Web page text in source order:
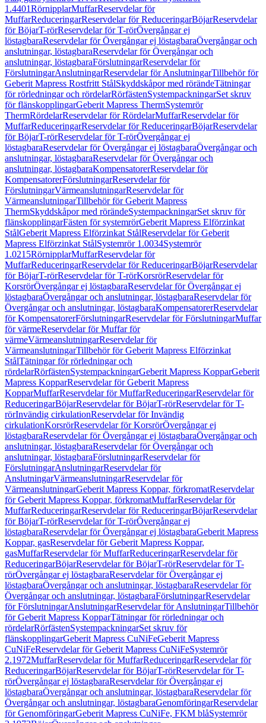
1.4401RörnipplarMuffarReservdelar för
MuffarReduceringarReservdelar för ReduceringarBöjarReservdelar
för BöjarT-rörReservdelar för T-rörÖvergångar ej
löstagbaraReservdelar för Övergångar ej löstagbaraÖvergångar och
anslutningar, löstagbaraReservdelar för Övergångar och
anslutningar, löstagbaraFörslutningarReservdelar för
FörslutningarAnslutningarReservdelar för AnslutningarTillbehör för
Geberit Mapress Rostfritt StålSkyddskåpor med rörändeTätningar
för rörledningar och rördelarRörfästenSystempackningarSet skruv
för flänskopplingarGeberit Mapress ThermSystemrör
ThermRördelarReservdelar för RördelarMuffarReservdelar för
MuffarReduceringarReservdelar för ReduceringarBöjarReservdelar
för BöjarT-rörReservdelar för T-rörÖvergångar ej
löstagbaraReservdelar för Övergångar ej löstagbaraÖvergångar och
anslutningar, löstagbaraReservdelar för Övergångar och
anslutningar, löstagbaraKompensatorerReservdelar för
KompensatorerFörslutningarReservdelar för
FörslutningarVärmeanslutningarReservdelar för
VärmeanslutningarTillbehör för Geberit Mapress
ThermSkyddskåpor med rörändeSystempackningarSet skruv för
flänskopplingarFästen för systemrörGeberit Mapress Elförzinkat
StålGeberit Mapress Elförzinkat StålReservdelar för Geberit
Mapress Elförzinkat StålSystemrör 1.0034Systemrör
1.0215RörnipplarMuffarReservdelar för
MuffarReduceringarReservdelar för ReduceringarBöjarReservdelar
för BöjarT-rörReservdelar för T-rörKorsrörReservdelar för
KorsrörÖvergångar ej löstagbaraReservdelar för Övergångar ej
löstagbaraÖvergångar och anslutningar, löstagbaraReservdelar för
Övergångar och anslutningar, löstagbaraKompensatorerReservdelar
för KompensatorerFörslutningarReservdelar för FörslutningarMuffar
för värmeReservdelar för Muffar för
värmeVärmeanslutningarReservdelar för
VärmeanslutningarTillbehör för Geberit Mapress Elförzinkat
StålTätningar för rörledningar och
rördelarRörfästenSystempackningarGeberit Mapress KopparGeberit
Mapress KopparReservdelar för Geberit Mapress
KopparMuffarReservdelar för MuffarReduceringarReservdelar för
ReduceringarBöjarReservdelar för BöjarT-rörReservdelar för T-
rörInvändig cirkulationReservdelar för Invändig
cirkulationKorsrörReservdelar för KorsrörÖvergångar ej
löstagbaraReservdelar för Övergångar ej löstagbaraÖvergångar och
anslutningar, löstagbaraReservdelar för Övergångar och
anslutningar, löstagbaraFörslutningarReservdelar för
FörslutningarAnslutningarReservdelar för
AnslutningarVärmeanslutningarReservdelar för
VärmeanslutningarGeberit Mapress Koppar, förkromatReservdelar
för Geberit Mapress Koppar, förkromatMuffarReservdelar för
MuffarReduceringarReservdelar för ReduceringarBöjarReservdelar
för BöjarT-rörReservdelar för T-rörÖvergångar ej
löstagbaraReservdelar för Övergångar ej löstagbaraGeberit Mapress
Koppar, gasReservdelar för Geberit Mapress Koppar,
gasMuffarReservdelar för MuffarReduceringarReservdelar för
ReduceringarBöjarReservdelar för BöjarT-rörReservdelar för T-
rörÖvergångar ej löstagbaraReservdelar för Övergångar ej
löstagbaraÖvergångar och anslutningar, löstagbaraReservdelar för
Övergångar och anslutningar, löstagbaraFörslutningarReservdelar
för FörslutningarAnslutningarReservdelar för AnslutningarTillbehör
för Geberit Mapress KopparTätningar för rörledningar och
rördelarRörfästenSystempackningarSet skruv för
flänskopplingarGeberit Mapress CuNiFeGeberit Mapress
CuNiFeReservdelar för Geberit Mapress CuNiFeSystemrör
2.1972MuffarReservdelar för MuffarReduceringarReservdelar för
ReduceringarBöjarReservdelar för BöjarT-rörReservdelar för T-
rörÖvergångar ej löstagbaraReservdelar för Övergångar ej
löstagbaraÖvergångar och anslutningar, löstagbaraReservdelar för
Övergångar och anslutningar, löstagbaraGenomföringarReservdelar
för GenomföringarGeberit Mapress CuNiFe, FKM blåSystemrör